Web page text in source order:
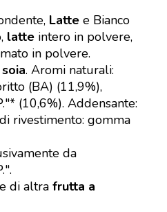
Latte e Bianco
latte intero in polvere,
in polvere.
soia. Aromi naturali:
(BA) (11,9%),
(10,6%). Addensante:
rivestimento: gomma
da
di altra frutta a